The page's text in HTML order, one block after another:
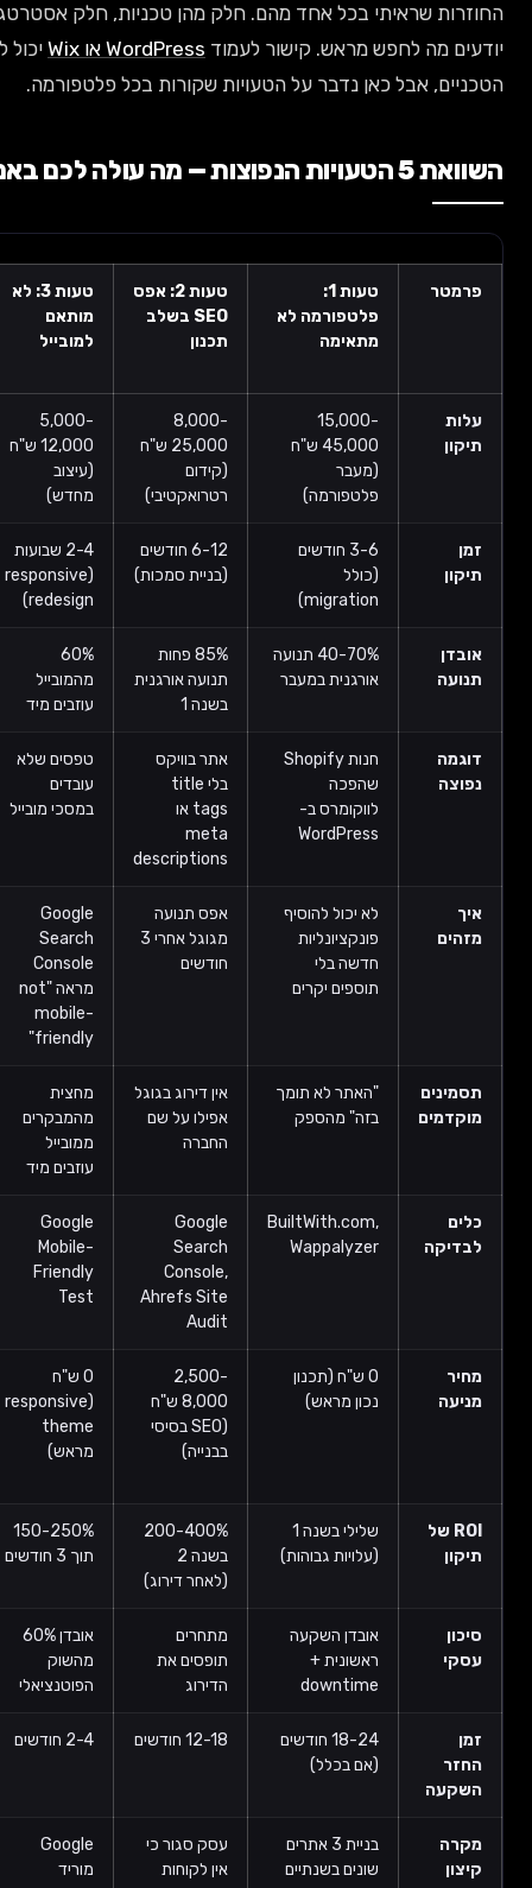
מהן טכניות, חלק אסטרטגיות, אבל כולן ניתנות למניעה אם
WordPress או Wix
יכול לעזור לכם להבין את ההבדלים
שקורות בכל פלטפורמה.
טעות 2: אפס
מותאם
למובייל
טעות 4:
מהירות
טעינה
טעות 5: אין
מסלולי
המרה
8,000-
5,000-
12,000 ש"ח
(עיצוב
מחדש)
3,500-
9,000 ש"ח
(אופטימיזציה
טכנית)
6,000-
18,000 ש"ח
(בניית משפכי
מכירה)
6-12 חודשים
(בניית סמכות)
2-4 שבועות
(responsive
redesign)
1-3 שבועות
(תלוי באתר)
4-8 שבועות
(כולל A/B
testing)
85% פחות
תנועה אורגנית
60%
מהמובייל
53% עוזבים
אם טעינה
מעל 3 שניות
70-90%
מבקרים לא
ממירים
אתר בוויקס
בלי title
טפסים שלא
עובדים
במסכי מובייל
תמונות של
5MB שלא
דחוסות
דף בית יפה
אבל אין
כפתור CTA
אפס תנועה
Google
Search
Console
מראה "not
Google
PageSpeed
Insights
Google
Analytics
מראה
bounce
rate מעל
70%
אין דירוג בגוגל
אפילו על שם
מחצית
מהמבקרים
אתר "תקוע"
5-10 שניות
בטעינה
הרבה כניסות,
אפס
פניות/מכירות
Google
Search
Google
Mobile-
GTmetrix,
Google
PageSpeed
Insights
Hotjar
heatmaps,
Google
Analytics
2,500-
8,000 ש"ח
0 ש"ח
(responsive
800-2,500
ש"ח (CDN +
אופטימיזציה)
3,000-
7,000 ש"ח
(UX
planning +
200-400%
בשנה 2
150-250%
תוך 3 חודשים
180-300%
תוך חודש
300-600%
תוך 6 חודשים
מתחרים
תופסים את
אובדן 60%
מהשוק
הפוטנציאלי
דירוג גוגל
יורד (Core
Web Vitals)
תקציב פרסום
נזרק לפח
12-18 חודשים 2-4 חודשים 1-2 חודשים 4-8 חודשים
עסק סגור כי
אין לקוחות
Google
מוריד
שרת קורס
תחת עומס,
עסק רווחי
אבל אתר לא